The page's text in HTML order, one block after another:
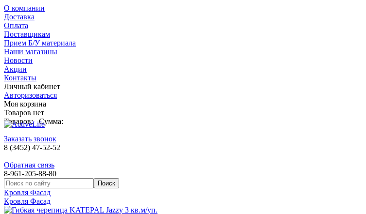
О компании
Доставка
Оплата
Поставщикам
Прием Б/У материала
Наши магазины
Новости
Акции
Контакты
Личный кабинет
Авторизоваться
Моя корзина
Товаров нет
Товаров: Сумма:
Заказать звонок
8 (3452) 47-52-52
Обратная связь
8-961-205-88-80
Кровля Фасад
Кровля Фасад